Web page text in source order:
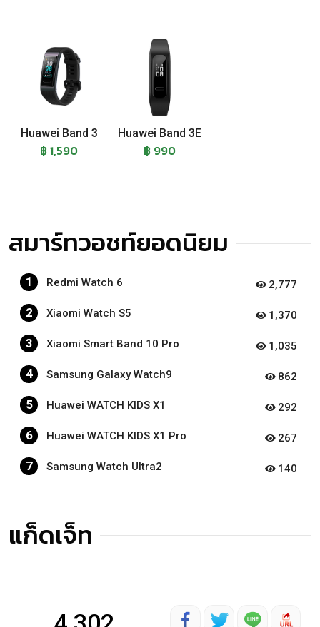
Huawei Band 3
฿ 1,590
Huawei Band 3E
฿ 990
สมาร์ทวอชท์ยอดนิยม
1 Redmi Watch 6 2,777
2 Xiaomi Watch S5 1,370
3 Xiaomi Smart Band 10 Pro 1,035
4 Samsung Galaxy Watch9 862
5 Huawei WATCH KIDS X1 292
6 Huawei WATCH KIDS X1 Pro 267
7 Samsung Watch Ultra2 140
แก็ดเจ็ท